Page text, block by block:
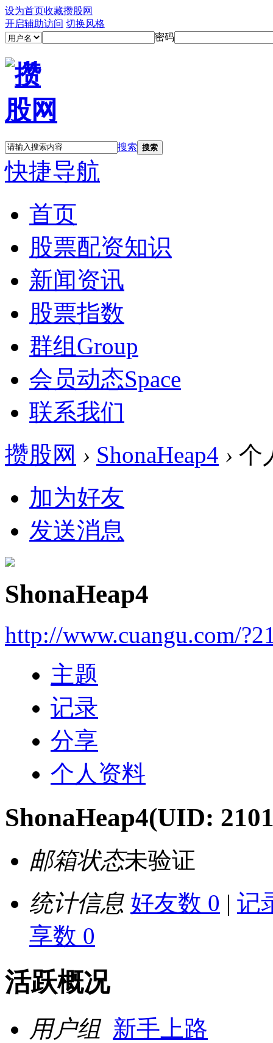
设为首页收藏攒股网
开启辅助访问 切换风格
密码
搜索 搜索
快捷导航
首页
股票配资知识
新闻资讯
股票指数
群组 Group
会员动态Space
联系我们
攒股网 › ShonaHeap4 › 个
加为好友
发送消息
ShonaHeap4
http://www.cuangu.com/
主题
记录
分享
个人资料
ShonaHeap4(UID:
邮箱状态未验证
统计信息 好友数 0 | 记
享数 0
活跃概况
用户组 新手上路